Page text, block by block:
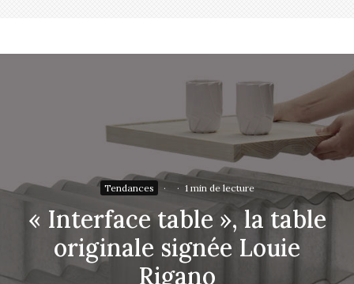
Tendances · · 1 min de lecture
« Interface table », la table
originale signée Louie
Rigano